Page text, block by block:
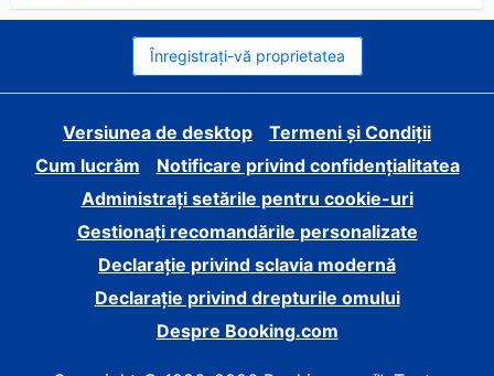
Înregistrați-vă proprietatea
Versiunea de desktop
Termeni și Condiții
Cum lucrăm
Notificare privind confidențialitatea
Administrați setările pentru cookie-uri
Gestionați recomandările personalizate
Declarație privind sclavia modernă
Declarație privind drepturile omului
Despre Booking.com